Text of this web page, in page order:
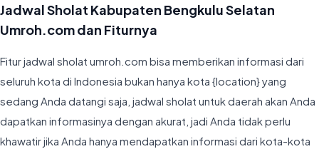
Jadwal Sholat Kabupaten Bengkulu Selatan
Umroh.com dan Fiturnya
Fitur jadwal sholat umroh.com bisa memberikan informasi dari
seluruh kota di Indonesia bukan hanya kota {location} yang
sedang Anda datangi saja, jadwal sholat untuk daerah akan Anda
dapatkan informasinya dengan akurat, jadi Anda tidak perlu
khawatir jika Anda hanya mendapatkan informasi dari kota-kota